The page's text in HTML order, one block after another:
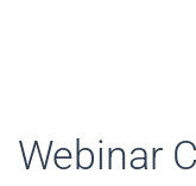
Webinar